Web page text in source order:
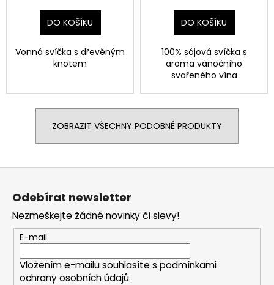
DO KOŠÍKU
Vonná svíčka s dřevěným
knotem
DO KOŠÍKU
100% sójová svíčka s
aroma vánočního
svařeného vína
ZOBRAZIT VŠECHNY PODOBNÉ PRODUKTY
Z
Odebírat newsletter
Nezmeškejte žádné novinky či slevy!
E-mail
Vložením e-mailu souhlasíte s podmínkami
ochrany osobních údajů